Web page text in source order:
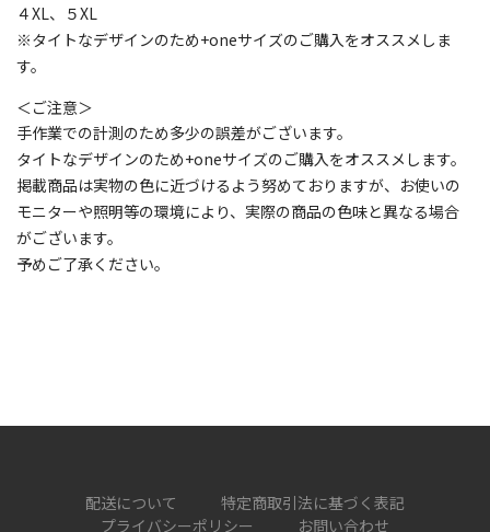
４XL、５XL
※タイトなデザインのため+oneサイズのご購入をオススメしま
す。
＜ご注意＞
手作業での計測のため多少の誤差がございます。
タイトなデザインのため+oneサイズのご購入をオススメします。
掲載商品は実物の色に近づけるよう努めておりますが、お使いの
モニターや照明等の環境により、実際の商品の色味と異なる場合
がございます。
予めご了承ください。
配送について
特定商取引法に基づく表記
プライバシーポリシー
お問い合わせ